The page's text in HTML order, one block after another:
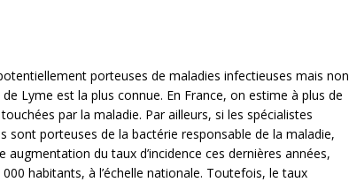
porteuses de maladies infectieuses mais non
Lyme est la plus connue. En France, on estime à plus de
par la maladie. Par ailleurs, si les spécialistes
sont porteuses de la bactérie responsable de la maladie,
augmentation du taux d’incidence ces dernières années,
habitants, à l’échelle nationale. Toutefois, le taux